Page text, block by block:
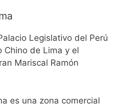
Legislativo del Perú
Chino de Lima y el
Mariscal Ramón
es una zona comercial